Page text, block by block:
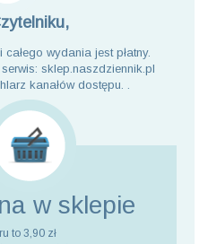
całego wydania jest płatny.
sklep.naszdziennik.pl
kanałów dostępu. .
w sklepie
to 3,90 zł